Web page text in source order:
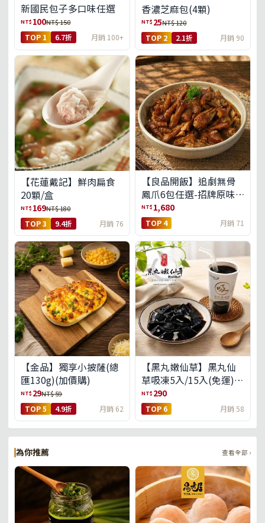
新國民包子多口味任選
NT$ 100NT$ 150
TOP 1 6.7折 月銷 100+
香濃芝麻包(4顆)
NT$ 25NT$ 120
TOP 2 2.1折 月銷 90
【花蓮戴記】鮮肉扁食
20顆/盒
NT$ 169NT$ 180
TOP 3 9.4折 月銷 76
【良品開飯】追劇無骨
鳳爪6包任選-招牌原味/
濃濃蒜香/過癮麻辣(免運
組)
NT$ 1,680
TOP 4 月銷 71
【金品】獨享小披薩(總
匯130g)(加價購)
NT$ 29NT$ 59
TOP 5 4.9折 月銷 62
【黑丸嫩仙草】黑丸仙
草吸凍5入/15入(免運)
(預購中8/14出貨)
NT$ 290
TOP 6 月銷 58
為你推薦 查看全部 ›